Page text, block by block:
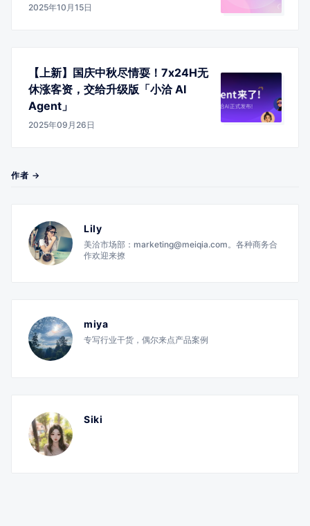
2025年10月15日
【上新】国庆中秋尽情耍！7x24H无
休涨客资，交给升级版「小洽 AI
Agent」
2025年09月26日
作者 →
Lily
美洽市场部：marketing@meiqia.com。各种商务合
作欢迎来撩
miya
专写行业干货，偶尔来点产品案例
Siki